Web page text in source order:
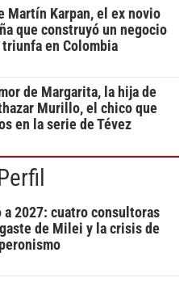
Martín Karpan, el ex novio
que construyó un negocio
en Colombia
de Margarita, la hija de
Murillo, el chico que
en la serie de Tévez
a 2027: cuatro consultoras
de Milei y la crisis de